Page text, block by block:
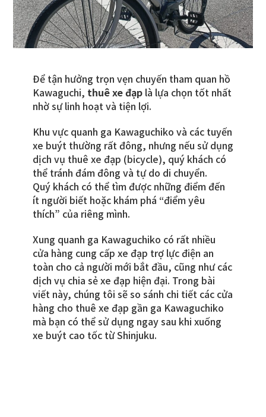
Để tận hưởng trọn vẹn chuyến tham quan hồ
Kawaguchi, thuê xe đạplà lựa chọn tốt nhất
nhờ sự linh hoạt và tiện lợi.
Khu vực quanh ga Kawaguchiko và các tuyến
xe buýt thường rất đông, nhưng nếu sử dụng
dịch vụ thuê xe đạp (bicycle), quý khách có
thể tránh đám đông và tự do di chuyển.
Quý khách có thể tìm được những điểm đến
ít người biết hoặc khám phá “điểm yêu
thích” của riêng mình.
Xung quanh ga Kawaguchiko có rất nhiều
cửa hàng cung cấp xe đạp trợ lực điện an
toàn cho cả người mới bắt đầu, cũng như các
dịch vụ chia sẻ xe đạp hiện đại. Trong bài
viết này, chúng tôi sẽ so sánh chi tiết các cửa
hàng cho thuê xe đạp gần ga Kawaguchiko
mà bạn có thể sử dụng ngay sau khi xuống
xe buýt cao tốc từ Shinjuku.